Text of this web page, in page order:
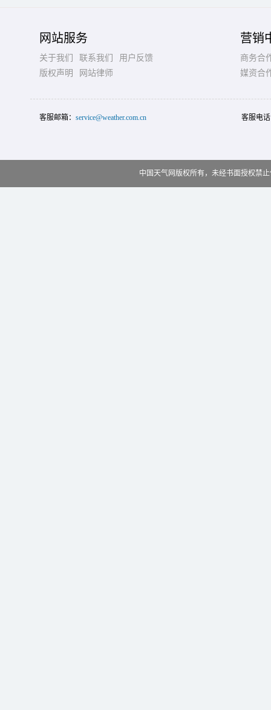
网站服务
关于我们 联系我们
用户反馈
版权声明
网站律师
营销
商务合
媒资合
客服邮箱： service@weather.com.cn 客服电
中国天气网版权所有，未经书面授权